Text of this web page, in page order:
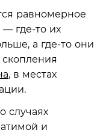
равномерное
где-то их
а где-то они
скопления
, в местах
случаях
и